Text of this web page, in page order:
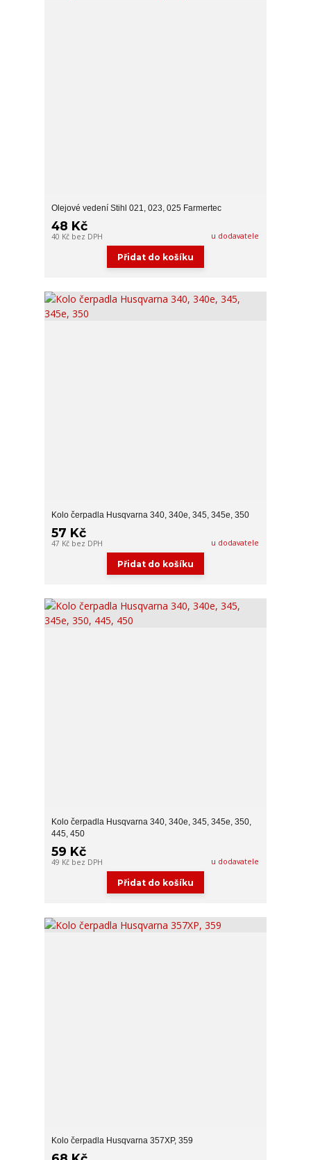
Olejové vedení Stihl 021, 023, 025 Farmertec
48 Kč
40 Kč bez DPH u dodavatele
Přidat do košíku
Kolo čerpadla Husqvarna 340, 340e, 345, 345e, 350
57 Kč
47 Kč bez DPH u dodavatele
Přidat do košíku
Kolo čerpadla Husqvarna 340, 340e, 345, 345e, 350,
445, 450
59 Kč
49 Kč bez DPH u dodavatele
Přidat do košíku
Kolo čerpadla Husqvarna 357XP, 359